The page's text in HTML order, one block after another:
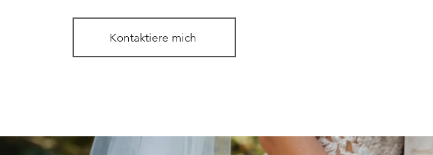
Kontaktiere mich